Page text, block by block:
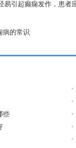
引起癫痫发作，患者
病的常识
些